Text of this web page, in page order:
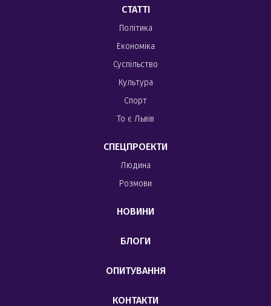
СТАТТІ
Політика
Економіка
Суспільство
Культура
Спорт
То є Львів
СПЕЦПРОЕКТИ
Людина
Розмови
НОВИНИ
БЛОГИ
ОПИТУВАННЯ
КОНТАКТИ